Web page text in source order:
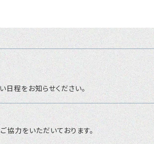
程をお知らせください。
協力をいただいております。